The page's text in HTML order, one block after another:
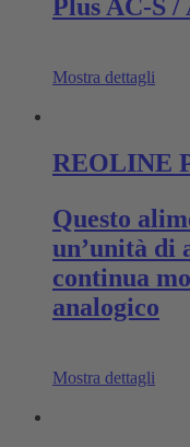
Plus AC-S /
Mostra dettagli
REOLINE
Questo
un’unità di
continua
analogico
Mostra dettagli